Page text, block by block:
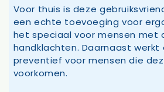
Voor thuis is deze
een echte toevoeging voor
het speciaal voor mensen met
handklachten. Daarnaast werkt
preventief voor mensen die
voorkomen.